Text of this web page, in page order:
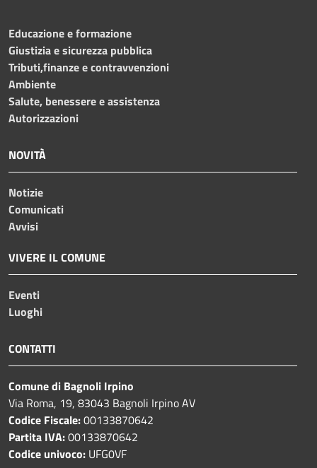
Educazione e formazione
Giustizia e sicurezza pubblica
Tributi,finanze e contravvenzioni
Ambiente
Salute, benessere e assistenza
Autorizzazioni
NOVITÀ
Notizie
Comunicati
Avvisi
VIVERE IL COMUNE
Eventi
Luoghi
CONTATTI
Comune di Bagnoli Irpino
Via Roma, 19, 83043 Bagnoli Irpino AV
Codice Fiscale:00133870642
Partita IVA:00133870642
Codice univoco: UFG0VF